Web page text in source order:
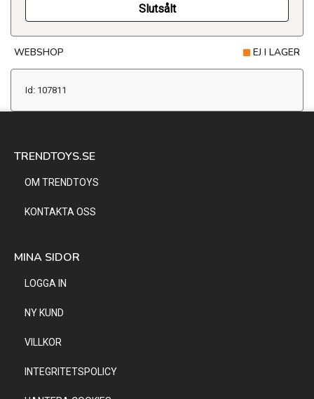
Slutsålt
WEBSHOP EJ I LAGER
Id: 107811
TRENDTOYS.SE
OM TRENDTOYS
KONTAKTA OSS
MINA SIDOR
LOGGA IN
NY KUND
VILLKOR
INTEGRITETSPOLICY